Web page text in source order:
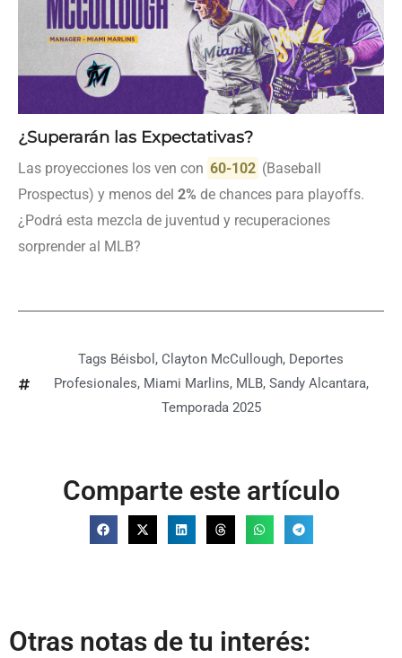
¿Superarán las Expectativas?
Las proyecciones los ven con 60-102 (Baseball
Prospectus) y menos del 2% de chances para playoffs.
¿Podrá esta mezcla de juventud y recuperaciones
sorprender al MLB?
Tags Béisbol , Clayton McCullough, Deportes
Profesionales, Miami Marlins, MLB, Sandy Alcantara,
Temporada 2025
Comparte este artículo
Otras notas de tu interés: